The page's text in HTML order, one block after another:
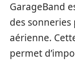
GarageBand
des
aérienne.
permet